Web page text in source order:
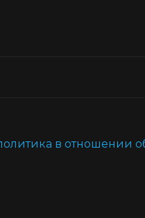
в отношении